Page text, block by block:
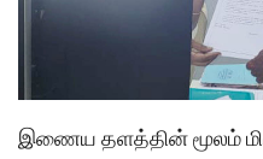
இணைய தளத்தின் மூலம்